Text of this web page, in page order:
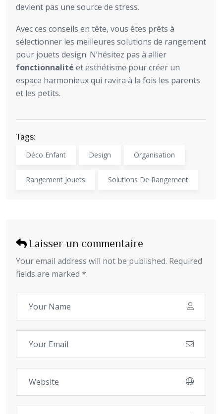
devient pas une source de stress.
Avec ces conseils en tête, vous êtes prêts à
sélectionner les meilleures solutions de rangement
pour jouets design. N’hésitez pas à allier
fonctionnalité et esthétisme pour créer un
espace harmonieux qui ravira à la fois les parents
et les petits.
Tags:
Déco Enfant Design Organisation
Rangement Jouets Solutions De Rangement
Laisser un commentaire
Your email address will not be published. Required
fields are marked *